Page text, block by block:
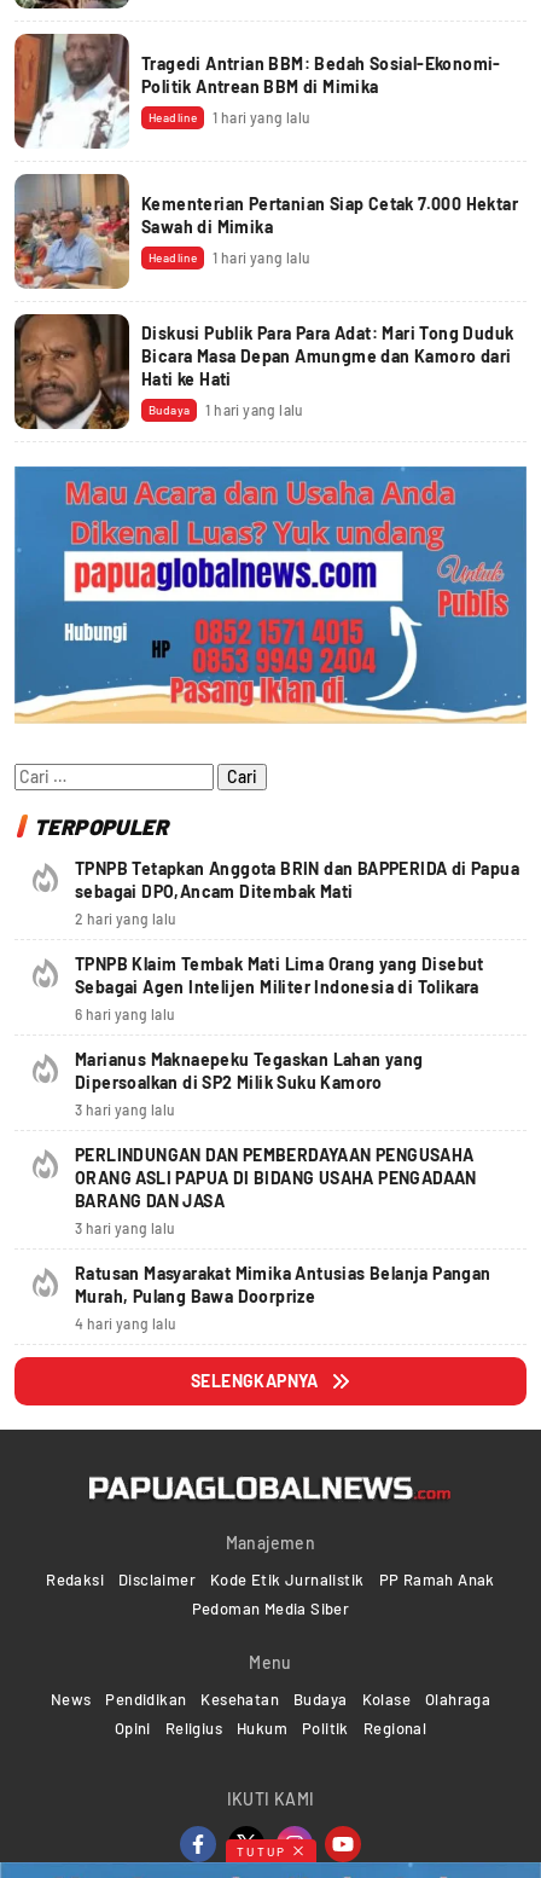
Tragedi Antrian BBM: Bedah Sosial-Ekonomi-
Politik Antrean BBM di Mimika
Headline 1 hari yang lalu
Kementerian Pertanian Siap Cetak 7.000 Hektar
Sawah di Mimika
Headline 1 hari yang lalu
Diskusi Publik Para Para Adat: Mari Tong Duduk
Bicara Masa Depan Amungme dan Kamoro dari
Hati ke Hati
Budaya 1 hari yang lalu
Cari
untuk:
TERPOPULER
TPNPB Tetapkan Anggota BRIN dan BAPPERIDA di Papua
sebagai DPO,Ancam Ditembak Mati
2 hari yang lalu
TPNPB Klaim Tembak Mati Lima Orang yang Disebut
Sebagai Agen Intelijen Militer Indonesia di Tolikara
6 hari yang lalu
Marianus Maknaepeku Tegaskan Lahan yang
Dipersoalkan di SP2 Milik Suku Kamoro
3 hari yang lalu
PERLINDUNGAN DAN PEMBERDAYAAN PENGUSAHA
ORANG ASLI PAPUA DI BIDANG USAHA PENGADAAN
BARANG DAN JASA
3 hari yang lalu
Ratusan Masyarakat Mimika Antusias Belanja Pangan
Murah, Pulang Bawa Doorprize
4 hari yang lalu
SELENGKAPNYA
Manajemen
Redaksi Disclaimer Kode Etik Jurnalistik
PP Ramah Anak
Pedoman Media Siber
Menu
News Pendidikan Kesehatan Budaya Kolase
Olahraga
Opini
Religius Hukum Politik Regional
IKUTI KAMI
TUTUP